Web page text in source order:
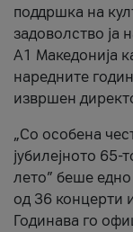
поддршка на
задоволство ја
A1 Македонија
наредните
извршен
„Со особена
јубилејното
лето” беше
од 36 концерти
Годинава го